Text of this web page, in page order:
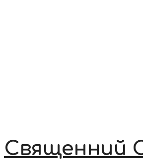
Священний